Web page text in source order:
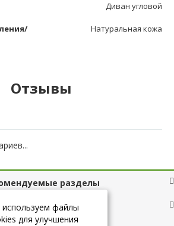
Диван угловой
Натуральная кожа
Отзывы
разделы
Полезные ссылки
файлы
для улучшения